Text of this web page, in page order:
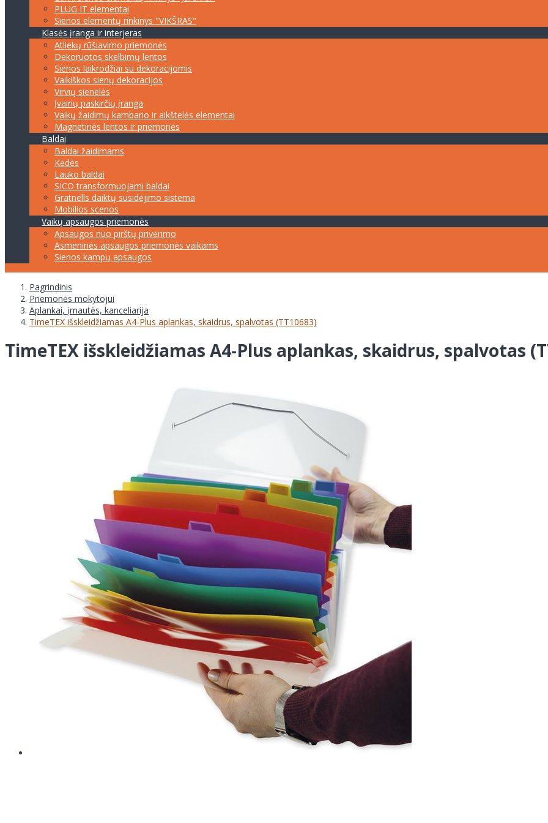
PLUG IT elementai
Sienos elementų rinkinys "VIKŠRAS"
Klasės įranga ir interjeras
Atliekų rūšiavimo priemonės
Dekoruotos skelbimų lentos
Sienos laikrodžiai su dekoracijomis
Vaikiškos sienų dekoracijos
Virvių sienelės
Įvairių paskirčių įranga
Vaikų žaidimų kambario ir aikštelės elementai
Magnetinės lentos ir priemonės
Baldai
Baldai žaidimams
Kėdės
Lauko baldai
SICO transformuojami baldai
Gratnells daiktų susidėjimo sistema
Mobilios scenos
Vaikų apsaugos priemonės
Apsaugos nuo pirštų privėrimo
Asmeninės apsaugos priemonės vaikams
Sienos kampų apsaugos
Pagrindinis
Priemonės mokytojui
Aplankai, įmautės, kanceliarija
TimeTEX išskleidžiamas A4-Plus aplankas, skaidrus, spalvotas (TT10683)
TimeTEX išskleidžiamas A4-Plus aplankas, skaidrus, spalvotas